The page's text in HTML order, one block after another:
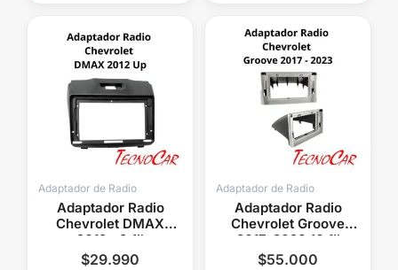
Adaptador de Radio
Adaptador Radio
Chevrolet DMAX
2012+ 9.1″
Connection ACH-012N
$29.990
Adaptador de Radio
Adaptador Radio
Chevrolet Groove
2017-2023 10.1″
Connection ACH-
$55.000